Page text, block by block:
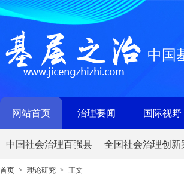
中国
网站首页 治理要闻 国际视野
中国社会治理百强县 全国社会治理创新
首页 > 理论研究 > 正文